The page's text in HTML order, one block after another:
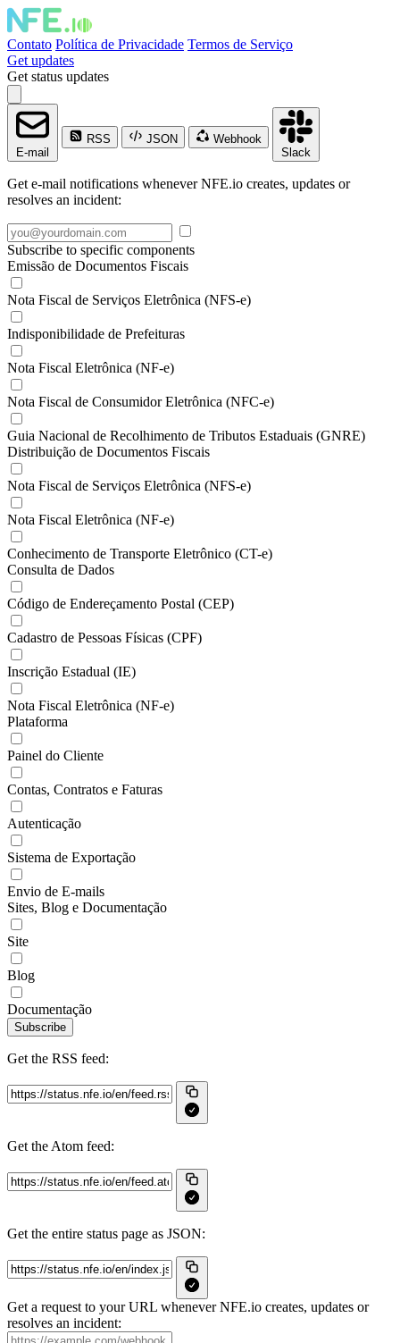
Contato Política de Privacidade Termos de Serviço
Get updates
Get status updates
E-mail
RSS JSON
Webhook
Slack
Get e-mail notifications whenever NFE.io creates, updates or
resolves an incident:
Subscribe to specific components
Emissão de Documentos Fiscais
Nota Fiscal de Serviços Eletrônica (NFS-e)
Indisponibilidade de Prefeituras
Nota Fiscal Eletrônica (NF-e)
Nota Fiscal de Consumidor Eletrônica (NFC-e)
Guia Nacional de Recolhimento de Tributos Estaduais (GNRE)
Distribuição de Documentos Fiscais
Nota Fiscal de Serviços Eletrônica (NFS-e)
Nota Fiscal Eletrônica (NF-e)
Conhecimento de Transporte Eletrônico (CT-e)
Consulta de Dados
Código de Endereçamento Postal (CEP)
Cadastro de Pessoas Físicas (CPF)
Inscrição Estadual (IE)
Nota Fiscal Eletrônica (NF-e)
Plataforma
Painel do Cliente
Contas, Contratos e Faturas
Autenticação
Sistema de Exportação
Envio de E-mails
Sites, Blog e Documentação
Site
Blog
Documentação
Subscribe
Get the RSS feed:
Get the Atom feed:
Get the entire status page as JSON:
Get a request to your URL whenever NFE.io creates, updates or
resolves an incident: